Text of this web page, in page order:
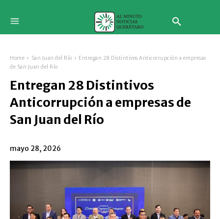
Home San Juan del Río
Entregan 28 Distintivos Anticorrupción a empresas
de San Juan del Río
Entregan 28 Distintivos
Anticorrupción a empresas de
San Juan del Río
mayo 28, 2026